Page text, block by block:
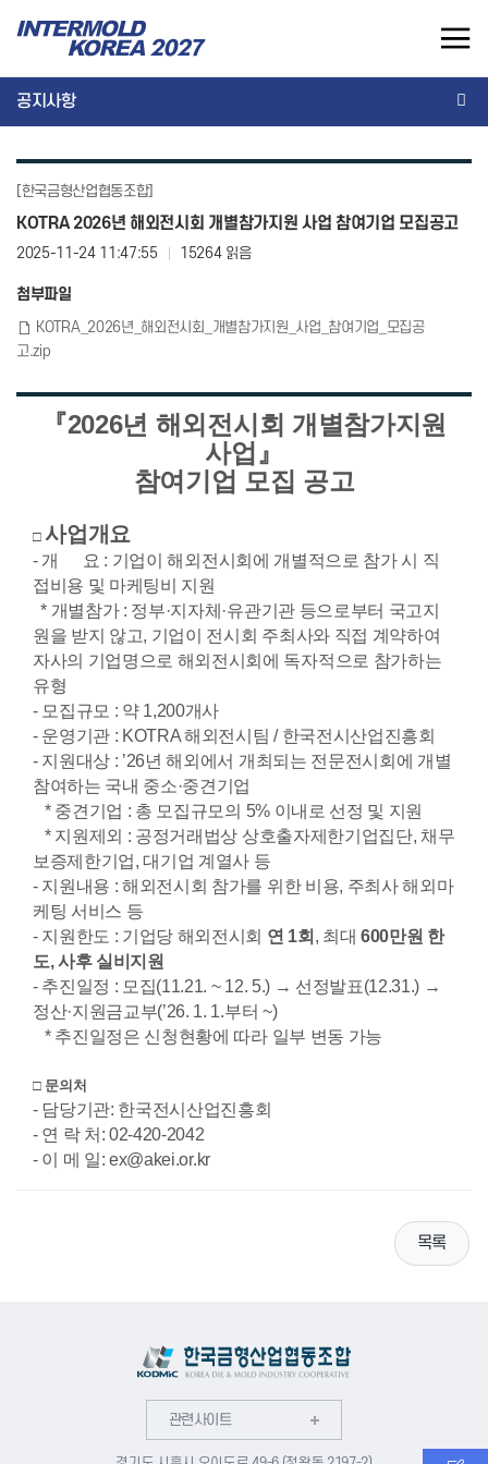
INTERMOLD KOREA 2027
인터몰드코리아
전시회 개요
전시품목
전시참가 개요
전시 참관 안내
참관 사전등록
부스 레이아웃
참가기업 명단
세미나
PRESS
공지사항
보도자료
지원사업
현장 스케치 영상
포토 갤러리
공지사항
[한국금형산업협동조합]
KOTRA 2026년 해외전시회 개별참가지원 사업 참여기업 모집공고
2025-11-24 11:47:55 15264 읽음
첨부파일
KOTRA_2026년_해외전시회_개별참가지원_사업_참여기업_모집공
고.zip
『2026년 해외전시회 개별참가지원
사업』
참여기업 모집 공고
□ 사업개요
- 개 요 : 기업이 해외전시회에 개별적으로 참가 시 직
접비용 및 마케팅비 지원
* 개별참가 : 정부·지자체·유관기관 등으로부터 국고지
원을 받지 않고, 기업이 전시회 주최사와 직접 계약하여
자사의 기업명으로 해외전시회에 독자적으로 참가하는
유형
- 모집규모 : 약 1,200개사
- 운영기관 : KOTRA 해외전시팀 / 한국전시산업진흥회
- 지원대상 : ’26년 해외에서 개최되는 전문전시회에 개별
참여하는 국내 중소·중견기업
* 중견기업 : 총 모집규모의 5% 이내로 선정 및 지원
* 지원제외 : 공정거래법상 상호출자제한기업집단, 채무
보증제한기업, 대기업 계열사 등
- 지원내용 : 해외전시회 참가를 위한 비용, 주최사 해외마
케팅 서비스 등
- 지원한도 : 기업당 해외전시회 연 1회 , 최대 600만원 한
도, 사후 실비지원
- 추진일정 : 모집(11.21. ~ 12. 5.) → 선정발표(12.31.) →
정산·지원금교부(’26. 1. 1.부터 ~)
* 추진일정은 신청현황에 따라 일부 변동 가능
□ 문의처
- 담당기관: 한국전시산업진흥회
- 연 락 처: 02-420-2042
- 이 메 일: ex@akei.or.kr
목록
관련사이트